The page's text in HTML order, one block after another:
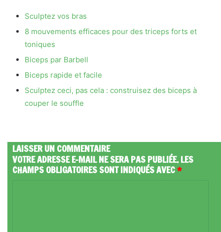
Sculptez vos bras
8 mouvements efficaces pour des triceps forts et
toniques
Biceps par Barbell
Biceps rapide et facile
Sculptez ceci, pas cela : construisez des biceps à
couper le souffle
LAISSER UN COMMENTAIRE
VOTRE ADRESSE E-MAIL NE SERA PAS PUBLIÉE.LES
CHAMPS OBLIGATOIRES SONT INDIQUÉS AVEC*